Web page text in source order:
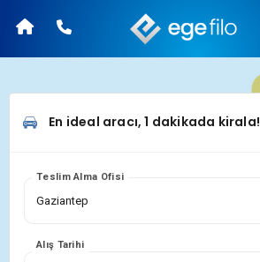
En ideal aracı, 1 dakikada kirala!
Teslim Alma Ofisi
Alış Tarihi